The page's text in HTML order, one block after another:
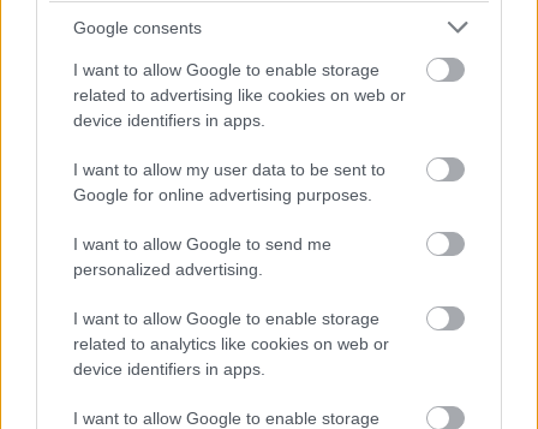
Google consents
I want to allow Google to enable storage
related to advertising like cookies on web or
device identifiers in apps.
I want to allow my user data to be sent to
Google for online advertising purposes.
I want to allow Google to send me
personalized advertising.
I want to allow Google to enable storage
related to analytics like cookies on web or
device identifiers in apps.
I want to allow Google to enable storage